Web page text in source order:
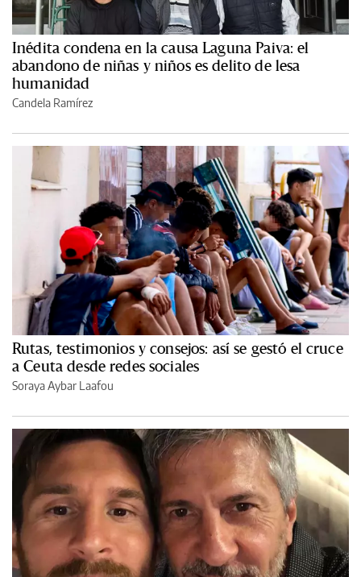
Inédita condena en la causa Laguna Paiva: el
abandono de niñas y niños es delito de lesa
humanidad
Candela Ramírez
Rutas, testimonios y consejos: así se gestó el cruce
a Ceuta desde redes sociales
Soraya Aybar Laafou